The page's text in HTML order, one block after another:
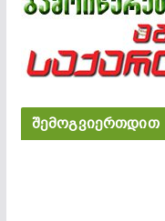
შემოგვიერთდით